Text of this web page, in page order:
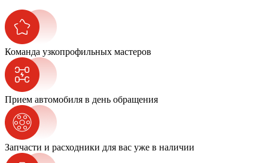
Команда узкопрофильных мастеров
Прием автомобиля в день обращения
Запчасти и расходники для вас уже в наличии